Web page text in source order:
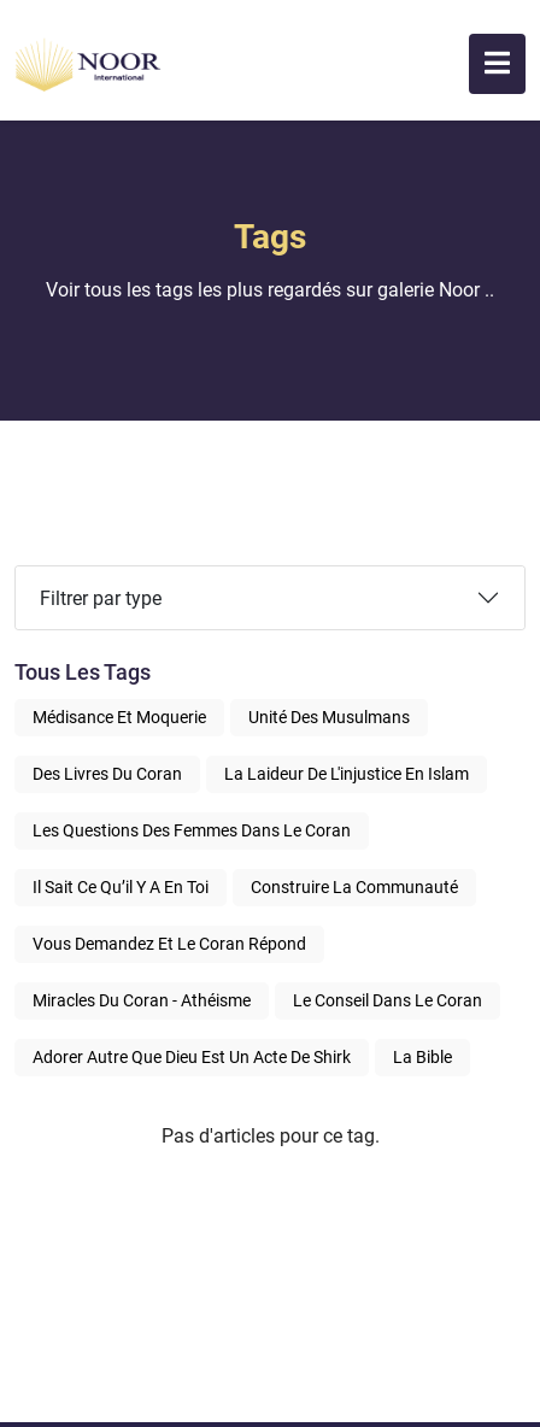
Tags
Voir tous les tags les plus regardés sur galerie Noor ..
Filtrer par type
Tous Les Tags
Médisance Et Moquerie Unité Des Musulmans
Des Livres Du Coran La Laideur De L'injustice En Islam
Les Questions Des Femmes Dans Le Coran
Il Sait Ce Qu’il Y A En Toi Construire La Communauté
Vous Demandez Et Le Coran Répond
Miracles Du Coran - Athéisme Le Conseil Dans Le Coran
Adorer Autre Que Dieu Est Un Acte De Shirk La Bible
Pas d'articles pour ce tag.